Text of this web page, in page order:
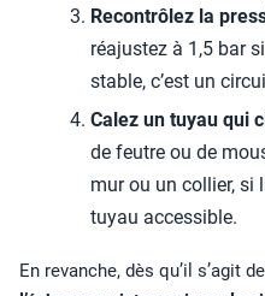
Recontrôlez la
réajustez à 1,5 bar
stable, c’est un
Calez un tuyau qui
de feutre ou de
mur ou un collier, si
tuyau accessible.
En revanche, dès qu’il s’agit de